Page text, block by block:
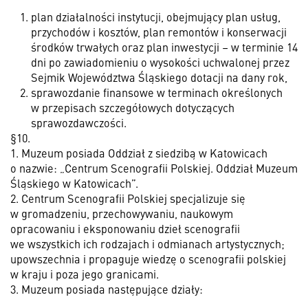
plan działalności instytucji, obejmujący plan usług,
przychodów i kosztów, plan remontów i konserwacji
środków trwałych oraz plan inwestycji – w terminie 14
dni po zawiadomieniu o wysokości uchwalonej przez
Sejmik Województwa Śląskiego dotacji na dany rok,
sprawozdanie finansowe w terminach określonych
w przepisach szczegółowych dotyczących
sprawozdawczości.
§10.
1. Muzeum posiada Oddział z siedzibą w Katowicach
o nazwie: „Centrum Scenografii Polskiej. Oddział Muzeum
Śląskiego w Katowicach”.
2. Centrum Scenografii Polskiej specjalizuje się
w gromadzeniu, przechowywaniu, naukowym
opracowaniu i eksponowaniu dzieł scenografii
we wszystkich ich rodzajach i odmianach artystycznych;
upowszechnia i propaguje wiedzę o scenografii polskiej
w kraju i poza jego granicami.
3. Muzeum posiada następujące działy: